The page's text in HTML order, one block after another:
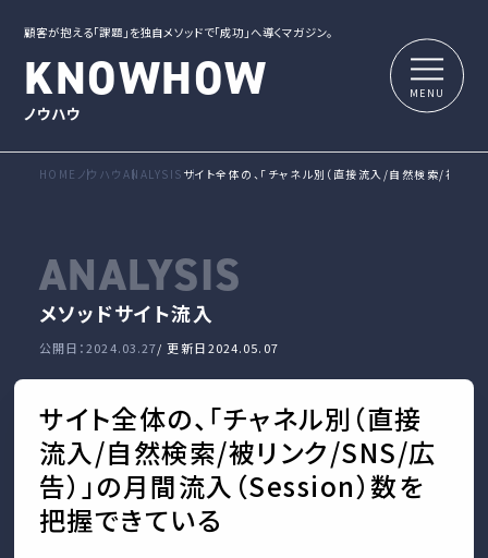
顧客が抱える「課題」を独自メソッドで「成功」へ導くマガジン。
KNOWHOW
ノウハウ
HOME ノウハウ ANALYSIS サイト全体の、「チャネル別（直接流入/自然検索/被リ
ANALYSIS
メソッドサイト流入
公開日：2024.03.27/ 更新日2024.05.07
サイト全体の、「チャネル別（直接
流入/自然検索/被リンク/SNS/広
告）」の月間流入（Session）数を
把握できている